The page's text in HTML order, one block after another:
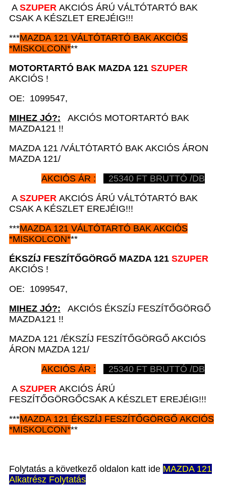
A SZUPER AKCIÓS ÁRÚ VÁLTÓTARTÓ BAK
CSAK A KÉSZLET EREJÉIG!!!
***MAZDA 121 VÁLTÓTARTÓ BAK AKCIÓS
*MISKOLCON***
MOTORTARTÓ BAK MAZDA 121 SZUPER
AKCIÓS !
OE: 1099547,
MIHEZ JÓ?: AKCIÓS MOTORTARTÓ BAK
MAZDA121 !!
MAZDA 121 /VÁLTÓTARTÓ BAK AKCIÓS ÁRON
MAZDA 121/
AKCIÓS ÁR :
25340 FT BRUTTÓ /DB
A SZUPER AKCIÓS ÁRÚ VÁLTÓTARTÓ BAK
CSAK A KÉSZLET EREJÉIG!!!
***MAZDA 121 VÁLTÓTARTÓ BAK AKCIÓS
*MISKOLCON***
ÉKSZÍJ FESZÍTŐGÖRGŐ MAZDA 121 SZUPER
AKCIÓS !
OE: 1099547,
MIHEZ JÓ?: AKCIÓS ÉKSZÍJ FESZÍTŐGÖRGŐ
MAZDA121 !!
MAZDA 121 /ÉKSZÍJ FESZÍTŐGÖRGŐ AKCIÓS
ÁRON MAZDA 121/
AKCIÓS ÁR :
25340 FT BRUTTÓ /DB
A SZUPER AKCIÓS ÁRÚ
FESZÍTŐGÖRGŐCSAK A KÉSZLET EREJÉIG!!!
***MAZDA 121 ÉKSZÍJ FESZÍTŐGÖRGŐ AKCIÓS
*MISKOLCON***
Folytatás a következő oldalon katt ide MAZDA 121
Alkatrész Folytatás